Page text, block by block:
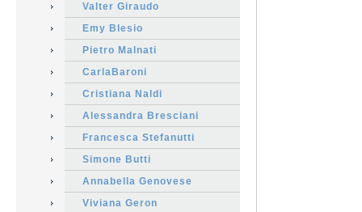
Valter Giraudo
Emy Blesio
Pietro Malnati
CarlaBaroni
Cristiana Naldi
Alessandra Bresciani
Francesca Stefanutti
Simone Butti
Annabella Genovese
Viviana Geron